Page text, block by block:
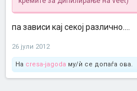
па зависи кај секој различно....
26 јули 2012
На cresa-jagoda му/ѝ се допаѓа ова.